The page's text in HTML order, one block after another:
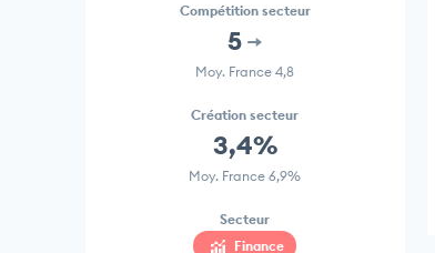
Compétition secteur
5
Moy. France 4,8
Création secteur
3,4%
Moy. France 6,9%
Secteur
Finance